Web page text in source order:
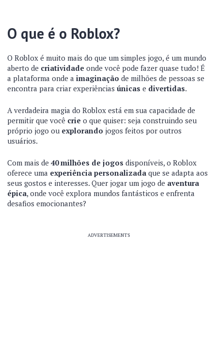
O que é o Roblox?
O Roblox é muito mais do que um simples jogo, é um mundo
aberto de criatividade onde você pode fazer quase tudo! É
a plataforma onde a imaginação de milhões de pessoas se
encontra para criar experiências únicas e divertidas.
A verdadeira magia do Roblox está em sua capacidade de
permitir que você crie o que quiser: seja construindo seu
próprio jogo ou explorando jogos feitos por outros
usuários.
Com mais de 40 milhões de jogos disponíveis, o Roblox
oferece uma experiência personalizada que se adapta aos
seus gostos e interesses. Quer jogar um jogo de aventura
épica, onde você explora mundos fantásticos e enfrenta
desafios emocionantes?
ADVERTISEMENTS